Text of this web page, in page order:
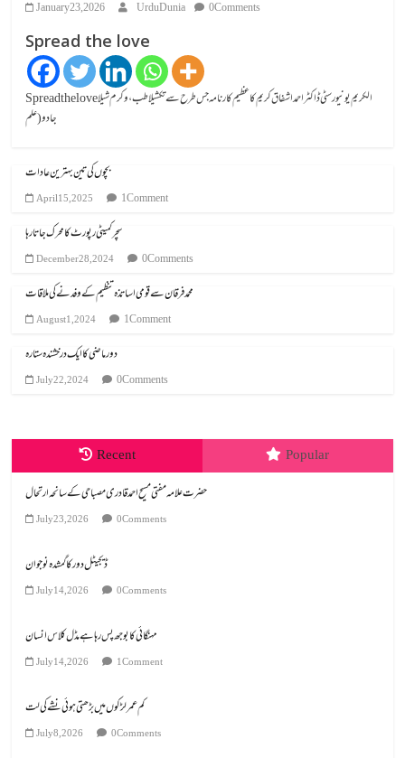
January 23, 2026 UrduDunia 0 Comments
Spread the love
Spread the loveالکریم یونیورسٹی ڈاکٹر احمد اشفاق کریم کا عظیم کارنامہ جس طرح سے تکشیلا طب، وکرم شیلا
جادو (علم
بچوں کی تین بہترین عادات
April 15, 2025 1 Comment
سچر کمیٹی رپورٹ کا محرک جاتا رہا
December 28, 2024 0 Comments
محمد فرقان سے قومی اساتذہ تنظیم کے وفد نے کی ملاقات
August 1, 2024 1 Comment
دور ماضی کا ایک درخشندہ ستارہ
July 22, 2024 0 Comments
Recent Popular
July 23, 2026 0 Comments
ڈیجیٹل دور کا گمشدہ نوجوان
July 14, 2026 0 Comments
مہنگائی کا بوجھ پس رہا ہے مڈل کلاس انسان
July 14, 2026 1 Comment
کم عمر لڑکوں میں بڑھتی ہوئی نشے کی لت
July 8, 2026 0 Comments